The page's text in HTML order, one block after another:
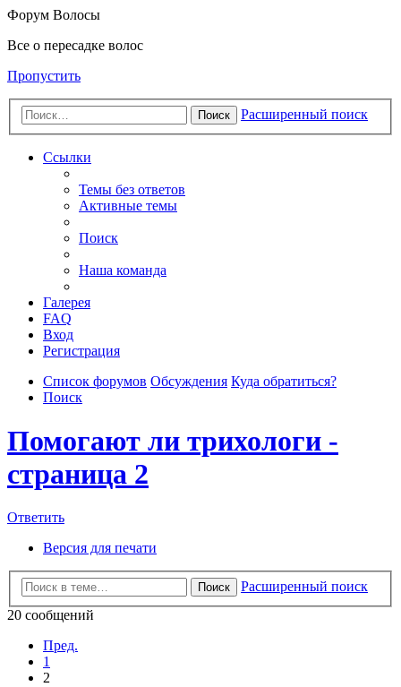
Форум Волосы
Все о пересадке волос
Пропустить
Поиск Расширенный поиск
Ссылки
Темы без ответов
Активные темы
Поиск
Наша команда
Галерея
FAQ
Вход
Регистрация
Список форумов Обсуждения Куда обратиться?
Поиск
Помогают ли трихологи -
страница 2
Ответить
Версия для печати
Поиск
Расширенный поиск
20 сообщений
Пред.
1
2